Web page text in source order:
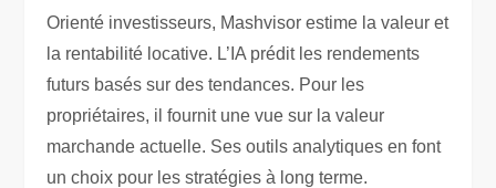
Orienté investisseurs, Mashvisor estime la valeur et
la rentabilité locative. L’IA prédit les rendements
futurs basés sur des tendances. Pour les
propriétaires, il fournit une vue sur la valeur
marchande actuelle. Ses outils analytiques en font
un choix pour les stratégies à long terme.